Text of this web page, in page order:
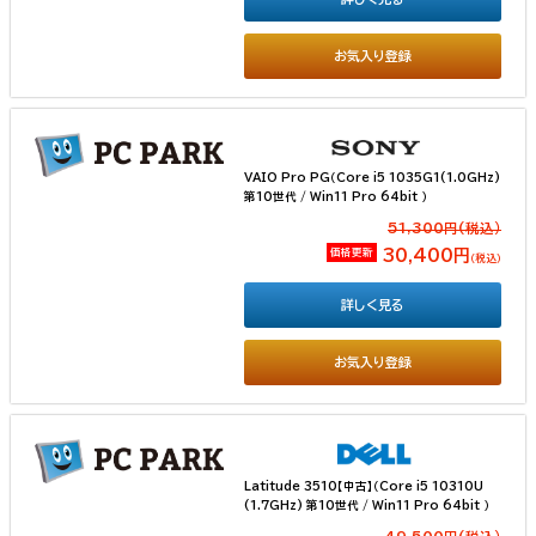
お気入り登録
VAIO Pro PG（Core i5 1035G1(1.0GHz)
第10世代 / Win11 Pro 64bit ）
51,300円(税込）
価格更新 30,400円 （税込）
お気入り登録
詳しく見る
Latitude 3510【中古】（Core i5 10310U
(1.7GHz) 第10世代 / Win11 Pro 64bit ）